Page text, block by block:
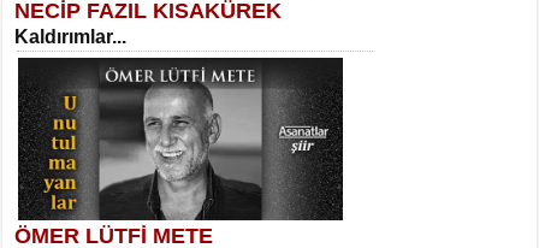
SELAHATTİN YILDIZ
İnsanın Zindanı...
Kadir Ünal
Ayağıma Dolanan Yokuş...
NECİP FAZIL KISAKÜREK
Kaldırımlar...
ÖMER LÜTFİ METE